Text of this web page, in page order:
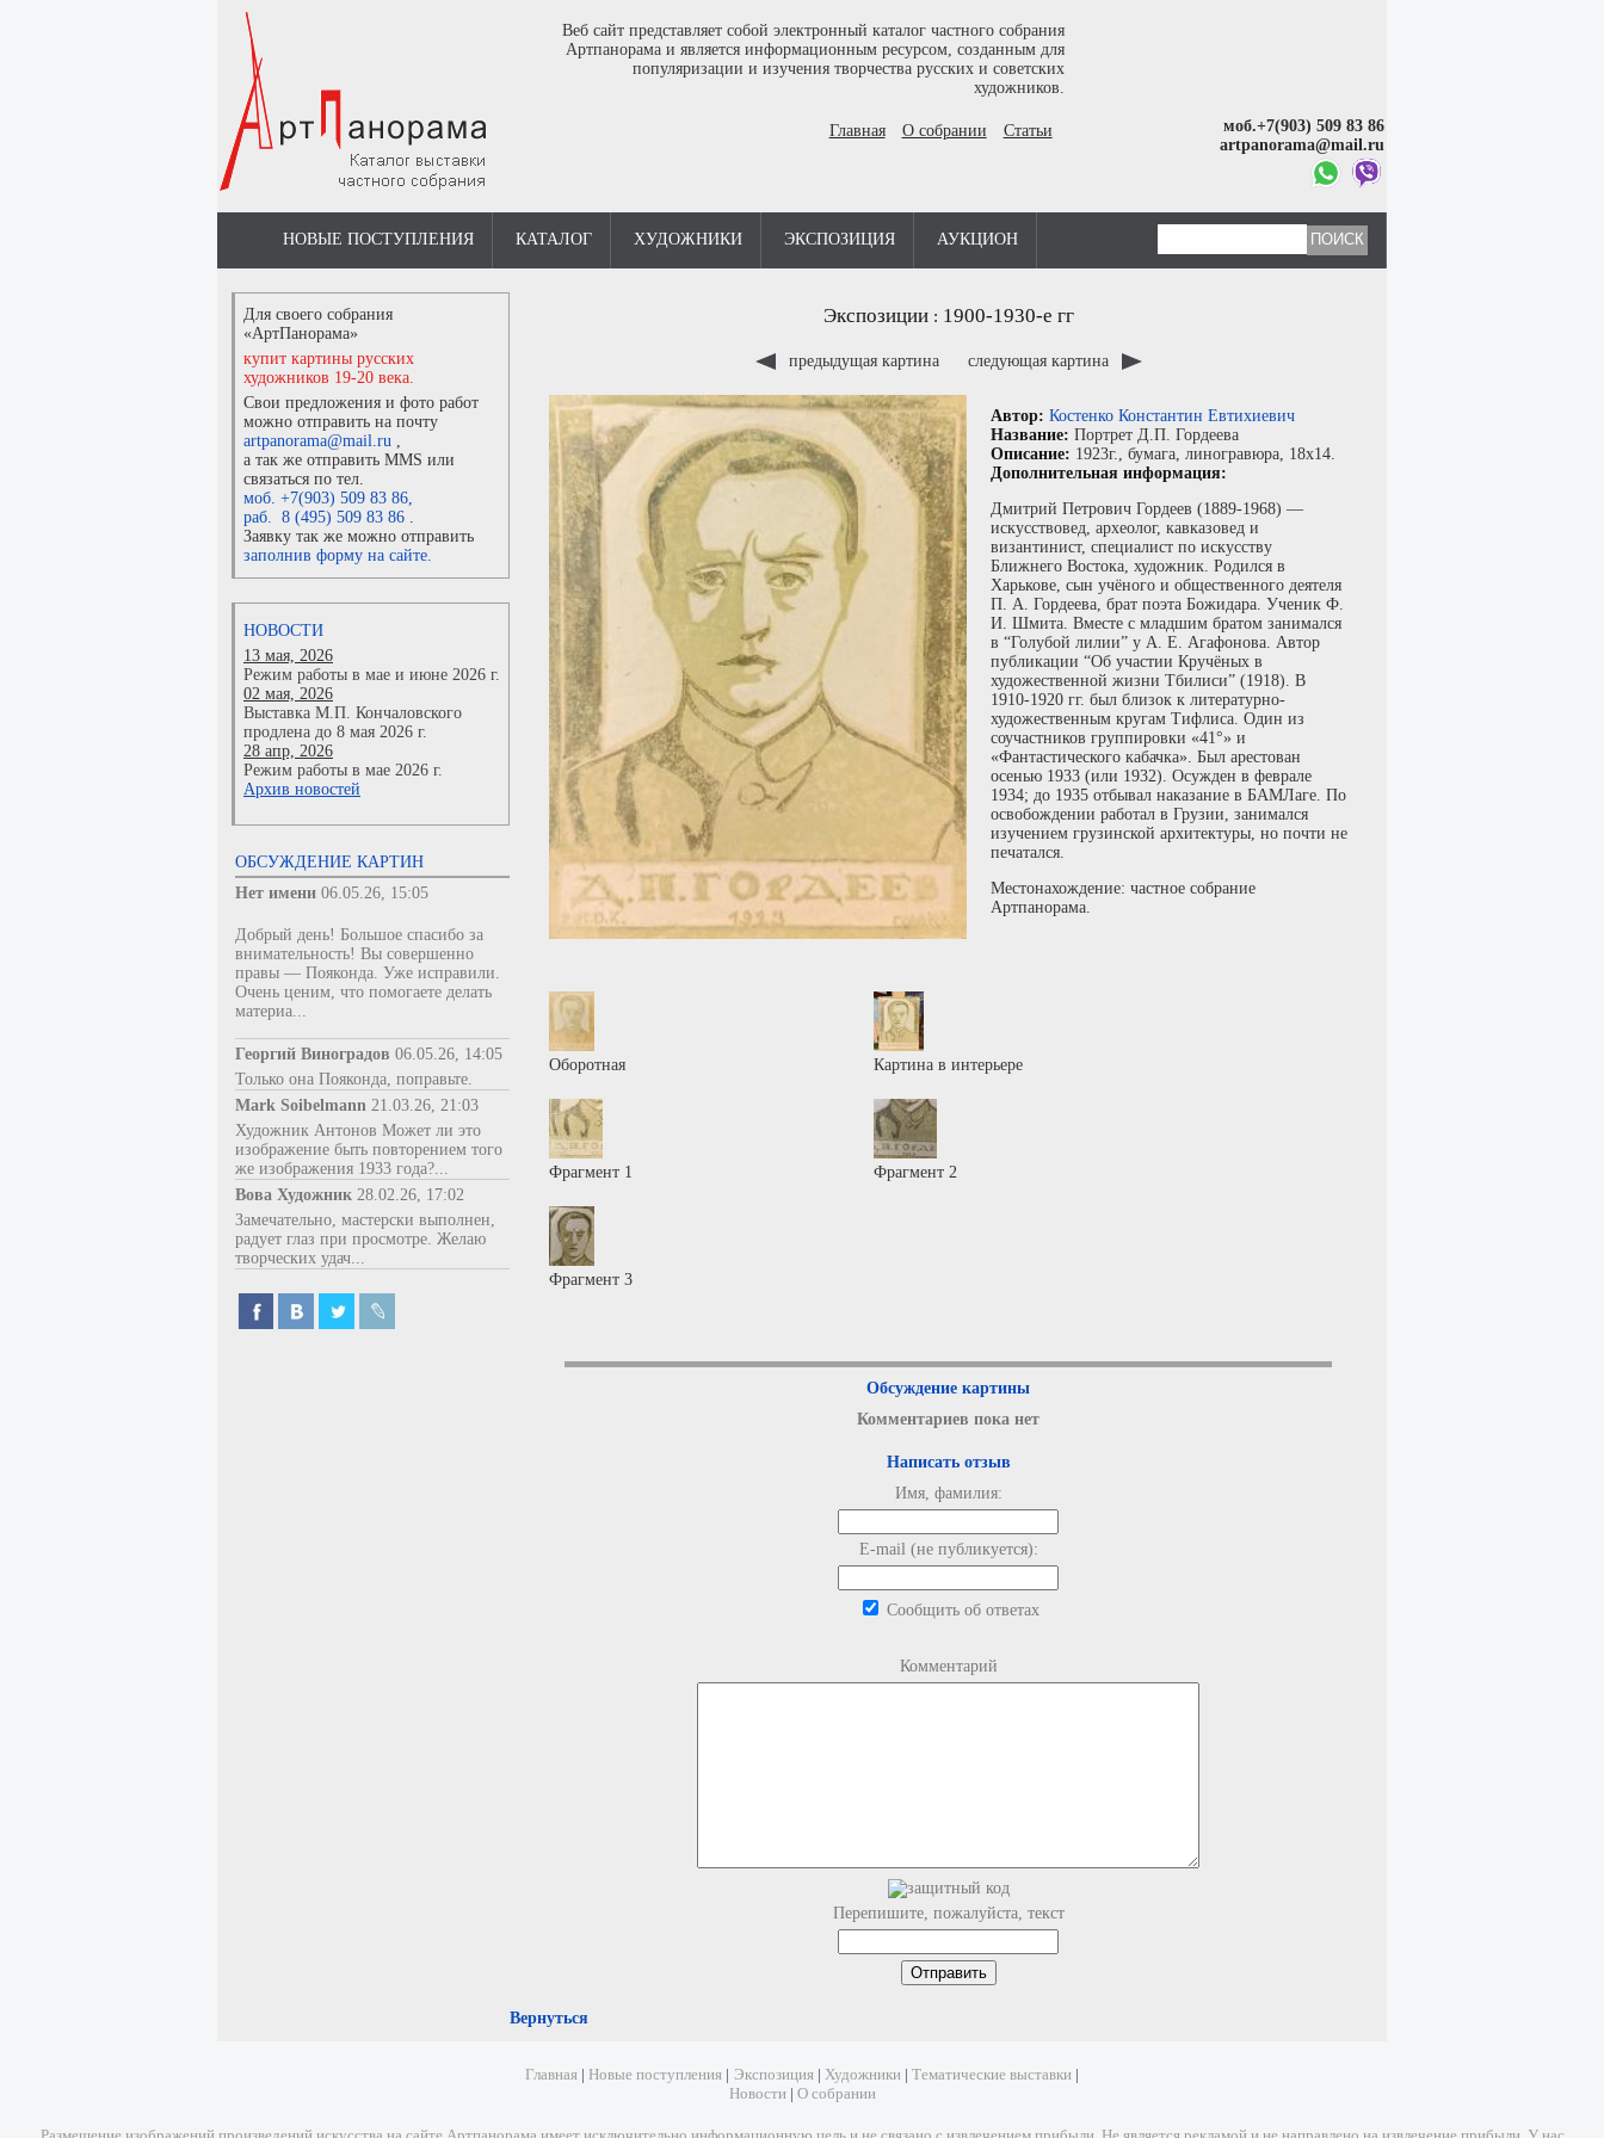
Веб сайт представляет собой электронный каталог частного собрания
Артпанорама и является информационным ресурсом, созданным для
популяризации и изучения творчества русских и советских
художников.
Главная О собрании Статьи
моб.+7(903) 509 83 86
artpanorama@mail.ru
НОВЫЕ ПОСТУПЛЕНИЯ КАТАЛОГ ХУДОЖНИКИ ЭКСПОЗИЦИЯ АУКЦИОН
Для своего собрания
«АртПанорама»
купит картины русских
художников 19-20 века.
Свои предложения и фото работ
можно отправить на почту
artpanorama@mail.ru ,
а так же отправить MMS или
связаться по тел.
моб. +7(903) 509 83 86,
раб. 8 (495) 509 83 86 .
Заявку так же можно отправить
заполнив форму на сайте.
НОВОСТИ
13 мая, 2026
Режим работы в мае и июне 2026 г.
02 мая, 2026
Выставка М.П. Кончаловского
продлена до 8 мая 2026 г.
28 апр, 2026
Режим работы в мае 2026 г.
Архив новостей
ОБСУЖДЕНИЕ КАРТИН
Нет имени 06.05.26, 15:05
Добрый день! Большое спасибо за
внимательность! Вы совершенно
правы — Пояконда. Уже исправили.
Очень ценим, что помогаете делать
материа...
Георгий Виноградов 06.05.26, 14:05
Только она Пояконда, поправьте.
Mark Soibelmann 21.03.26, 21:03
Художник Антонов Может ли это
изображение быть повторением того
же изображения 1933 года?...
Вова Художник 28.02.26, 17:02
Замечательно, мастерски выполнен,
радует глаз при просмотре. Желаю
творческих удач...
Экспозиции: 1900-1930-е гг
предыдущая картина следующая картина
Автор: Костенко Константин Евтихиевич
Название: Портрет Д.П. Гордеева
Описание: 1923г., бумага, линогравюра, 18x14.
Дополнительная информация:
Дмитрий Петрович Гордеев (1889-1968) —
искусствовед, археолог, кавказовед и
византинист, специалист по искусству
Ближнего Востока, художник. Родился в
Харькове, сын учёного и общественного деятеля
П. А. Гордеева, брат поэта Божидара. Ученик Ф.
И. Шмита. Вместе с младшим братом занимался
в “Голубой лилии” у А. Е. Агафонова. Автор
публикации “Об участии Кручёных в
художественной жизни Тбилиси” (1918). В
1910-1920 гг. был близок к литературно-
художественным кругам Тифлиса. Один из
соучастников группировки «41°» и
«Фантастического кабачка». Был арестован
осенью 1933 (или 1932). Осужден в феврале
1934; до 1935 отбывал наказание в БАМЛаге. По
освобождении работал в Грузии, занимался
изучением грузинской архитектуры, но почти не
печатался.
Местонахождение: частное собрание
Артпанорама.
Оборотная Картина в интерьере
Фрагмент 1 Фрагмент 2
Фрагмент 3
Обсуждение картины
Комментариев пока нет
Написать отзыв
Имя, фамилия:
E-mail (не публикуется):
Сообщить об ответах
Комментарий
Перепишите, пожалуйста, текст
Вернуться
Главная Новые поступления Экспозиция Художники Тематические выставки
Новости| О собрании